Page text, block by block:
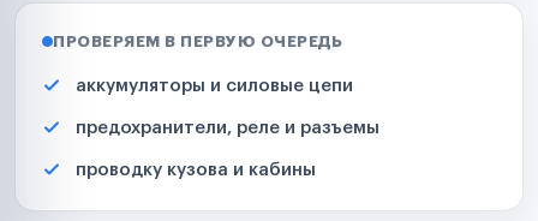
ПРОВЕРЯЕМ В ПЕРВУЮ ОЧЕРЕДЬ
аккумуляторы и силовые цепи
предохранители, реле и разъемы
проводку кузова и кабины